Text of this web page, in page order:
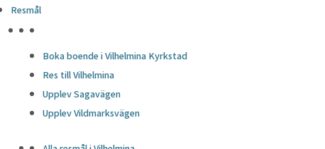
Resmål
Boka boende i Vilhelmina Kyrkstad
Res till Vilhelmina
Upplev Sagavägen
Upplev Vildmarksvägen